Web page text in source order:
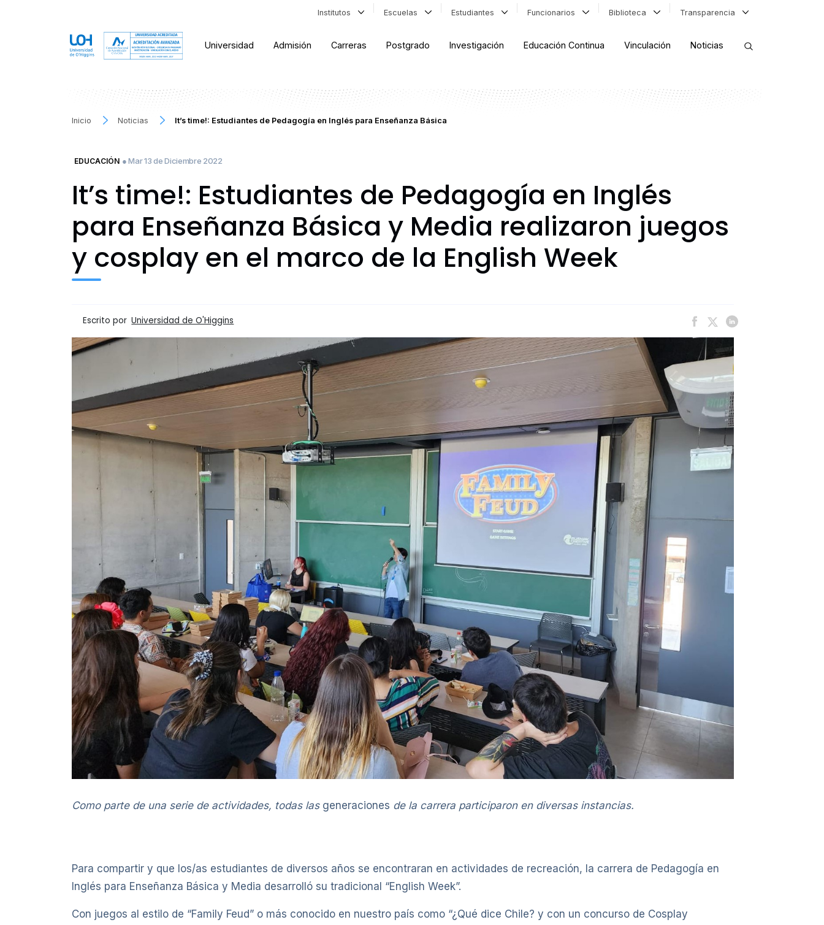
Institutos Escuelas Estudiantes Funcionarios Biblioteca Transparencia
Universidad Admisión Carreras Postgrado Investigación Educación Continua Vinculación Noticias
Inicio Noticias It’s time!: Estudiantes de Pedagogía en Inglés para Enseñanza Básica
EDUCACIÓN ● Mar 13 de Diciembre 2022
It’s time!: Estudiantes de Pedagogía en Inglés
para Enseñanza Básica y Media realizaron juegos
y cosplay en el marco de la English Week
Escrito por Universidad de O'Higgins
Como parte de una serie de actividades, todas las generaciones de la carrera participaron en diversas instancias.
Para compartir y que los/as estudiantes de diversos años se encontraran en actividades de recreación, la carrera de Pedagogía en
Inglés para Enseñanza Básica y Media desarrolló su tradicional “English Week”.
Con juegos al estilo de “Family Feud” o más conocido en nuestro país como “¿Qué dice Chile? y con un concurso de Cosplay